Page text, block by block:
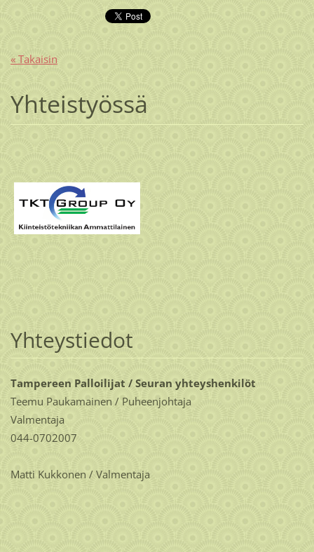
« Takaisin
Yhteistyössä
Yhteystiedot
Tampereen Palloilijat / Seuran yhteyshenkilöt
Teemu Paukamainen / Puheenjohtaja
Valmentaja
044-0702007
Matti Kukkonen / Valmentaja